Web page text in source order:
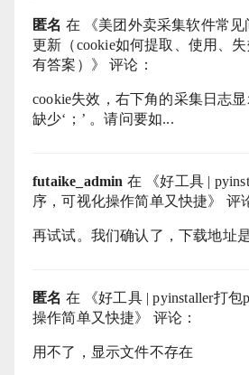
匿名 在 《美团外卖采集软件常
更新（cookie如何提取、使用、
有答案） 》 评论：
cookie失效，右下角的采集日志显
缺少‘；’ 。请问要如...
futaike_admin 在 《好工具 |
序，可视化操作简单又快捷》 评
再试试。我们确认了，下载地址
匿名 在 《好工具 | pyinstaller打
操作简单又快捷》 评论：
用不了，显示文件不存在